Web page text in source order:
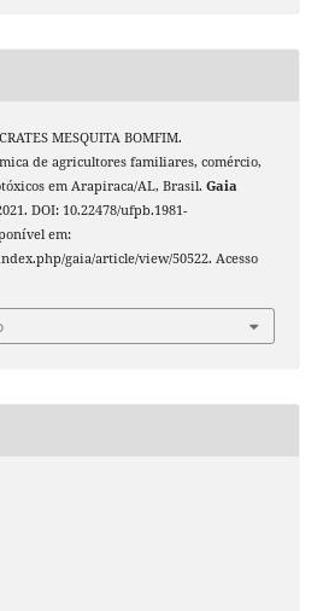
MESQUITA BOMFIM.
de agricultores familiares, comércio,
em Arapiraca/AL, Brasil. Gaia
DOI: 10.22478/ufpb.1981-
em:
gaia/article/view/50522. Acesso